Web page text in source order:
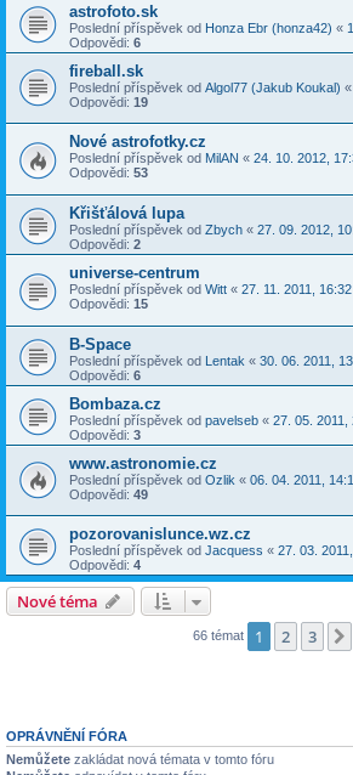
astrofoto.sk
Poslední příspěvek od Honza Ebr (honza42) «
Odpovědi: 6
fireball.sk
Poslední příspěvek od Algol77 (Jakub Koukal) «
Odpovědi: 19
Nové astrofotky.cz
Poslední příspěvek od MilAN « 24. 10. 2012,
Odpovědi: 53
Křišťálová lupa
Poslední příspěvek od Zbych « 27. 09. 2012,
Odpovědi: 2
universe-centrum
Poslední příspěvek od Witt « 27. 11. 2011, 16:32
Odpovědi: 15
B-Space
Poslední příspěvek od Lentak « 30. 06. 2011,
Odpovědi: 6
Bombaza.cz
Poslední příspěvek od pavelseb « 27. 05. 2011,
Odpovědi: 3
www.astronomie.cz
Poslední příspěvek od Ozlik « 06. 04. 2011,
Odpovědi: 49
pozorovanislunce.wz.cz
Poslední příspěvek od Jacquess « 27. 03.
Odpovědi: 4
Nové téma
66 témat 1 2 3
OPRÁVNĚNÍ FÓRA
Nemůžete zakládat nová témata v tomto fóru